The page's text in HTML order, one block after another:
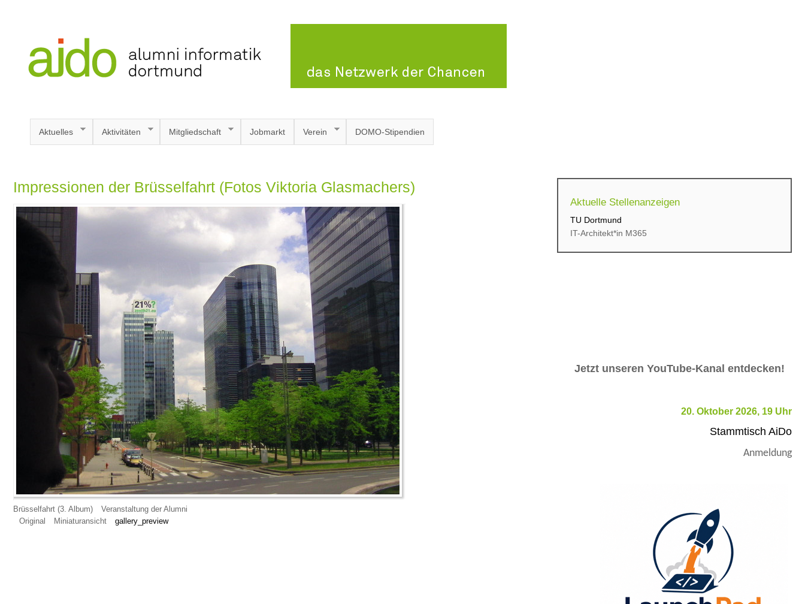
Aktuelles Aktivitäten Mitgliedschaft Jobmarkt Verein DOMO-Stipendien
Impressionen der Brüsselfahrt (Fotos Viktoria Glasmachers)
Brüsselfahrt (3. Album)
Veranstaltung der Alumni
Original
Miniaturansicht gallery_preview
Aktuelle Stellenanzeigen
TU Dortmund
IT-Architekt*in M365
cbs Corporate Business...
Initiativbewerbung für...
Jetzt unseren YouTube-Kanal entdecken!
20. Oktober 2026, 19 Uhr
Stammtisch AiDo
Anmeldung